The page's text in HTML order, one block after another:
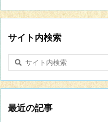
分
に
関
す
記
事
を
示
サイト内検索
最近の記事